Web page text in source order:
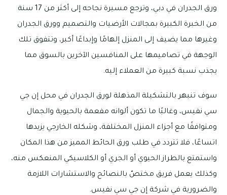
ورق الجدران في دبي، وترجع مسيرة نجاحه إلى أكثر من 17 سنة
من الخبرة الكبيرة بمجالات الأرضيات والتصميم وورق الجدران
وغيرها مما يضيف إلى المنزل إلهامًا وإبداعًا أكبر، وتتفوق تلك
الوجهة في تصاميمها على المنافسين الآخرين بالسوق مما
يجذب نسبة كبيرة من العملاء إليه.
سوف تنبهر بالتشكيلة المذهلة لورق الجدران في محل إن جي
سي نفيس، وغالبًا ما تكون ألوانه مفعمة بالحيوية والجمال
ومتوافقًا مع أجزاء المنزل المختلفة، وشكله الخارجي يزيدها
اتساعًا، فلا تتردد في طلب ورق الحائط المميز من هذا المكان
واستمتع بالطراز الحيوي أو الجري أو الكلاسيكي المنعكس منه،
وكذلك يعمل فريق مختصّ بالنصائح والاستشارات اللازمة
والضرورية في شركة إن جي سي نفيس.